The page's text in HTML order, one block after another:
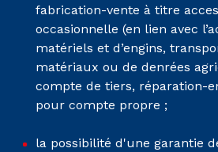
fabrication-vente à titre
occasionnelle (en lien avec
matériels et d’engins,
matériaux ou de denrées
compte de tiers, réparation-
pour compte propre ;
la possibilité d'une garantie